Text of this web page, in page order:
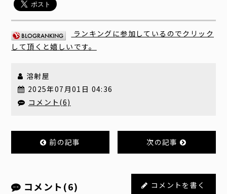
ランキングに参加しているのでクリック
して頂くと嬉しいです。
溶射屋
2025年07月01日 04:36
コメント(6)
前の記事 次の記事
コメント(6) コメントを書く